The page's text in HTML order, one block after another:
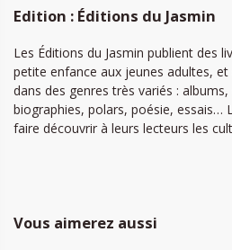
Edition : Éditions du Jasmin
Les Éditions du Jasmin publient des
petite enfance aux jeunes adultes,
dans des genres très variés :
biographies, polars, poésie, essais…
faire découvrir à leurs lecteurs les
Vous aimerez aussi